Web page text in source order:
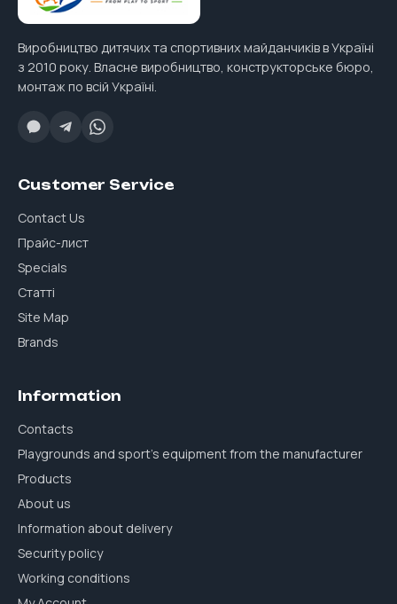
Виробництво дитячих та спортивних майданчиків в Україні
з 2010 року. Власне виробництво, конструкторське бюро,
монтаж по всій Україні.
Customer Service
Contact Us
Прайс-лист
Specials
Статті
Site Map
Brands
Information
Contacts
Playgrounds and sport's equipment from the manufacturer
Products
About us
Information about delivery
Security policy
Working conditions